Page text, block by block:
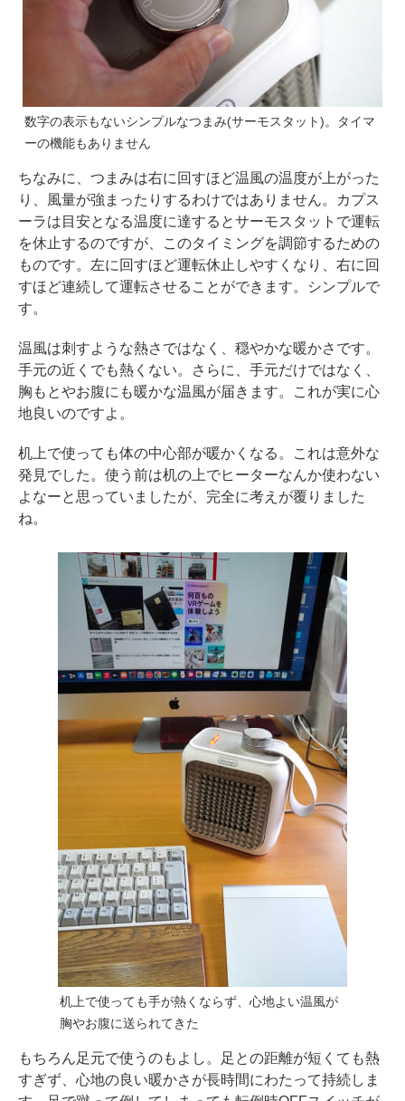
数字の表示もないシンプルなつまみ(サーモスタット)。タイマ
ーの機能もありません
ちなみに、つまみは右に回すほど温風の温度が上がった
り、風量が強まったりするわけではありません。カプス
ーラは目安となる温度に達するとサーモスタットで運転
を休止するのですが、このタイミングを調節するための
ものです。左に回すほど運転休止しやすくなり、右に回
すほど連続して運転させることができます。シンプルで
す。
温風は刺すような熱さではなく、穏やかな暖かさです。
手元の近くでも熱くない。さらに、手元だけではなく、
胸もとやお腹にも暖かな温風が届きます。これが実に心
地良いのですよ。
机上で使っても体の中心部が暖かくなる。これは意外な
発見でした。使う前は机の上でヒーターなんか使わない
よなーと思っていましたが、完全に考えが覆りました
ね。
机上で使っても手が熱くならず、心地よい温風が
胸やお腹に送られてきた
もちろん足元で使うのもよし。足との距離が短くても熱
すぎず、心地の良い暖かさが長時間にわたって持続しま